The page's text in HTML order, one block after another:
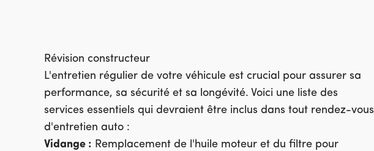
Révision constructeur
L'entretien régulier de votre véhicule est crucial pour assurer sa
performance, sa sécurité et sa longévité. Voici une liste des
services essentiels qui devraient être inclus dans tout rendez-vous
d'entretien auto :
Vidange : Remplacement de l'huile moteur et du filtre pour